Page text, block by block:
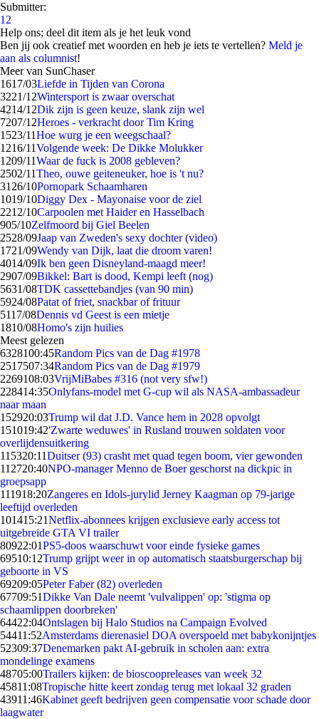
Submitter:
12
Help ons; deel dit item als je het leuk vond
Ben jij ook creatief met woorden en heb je iets te vertellen? Meld je
aan als columnist!
Meer van SunChaser
1617/03Liefde in Tijden van Corona
3221/12Wintersport is zwaar overschat
4214/12Dik zijn is geen keuze, slank zijn wel
7207/12Heroes - verkracht door Tim Kring
1523/11Hoe wurg je een weegschaal?
1216/11Volgende week: De Dikke Molukker
1209/11Waar de fuck is 2008 gebleven?
2502/11Theo, ouwe geiteneuker, hoe is 't nu?
31 26/10Pornopark Schaamharen
1019/10Diggy Dex - Mayonaise voor de ziel
2212/10Carpoolen met Haider en Hasselbach
905/10Zelfmoord bij Giel Beelen
2528/09Jaap van Zweden's sexy dochter (video)
1721/09Wendy van Dijk, laat die droom varen!
4014/09Ik ben geen Disneyland-maagd meer!
2907/09Bikkel: Bart is dood, Kempi leeft (nog)
5631/08TDK cassettebandjes (van 90 min)
5924/08Patat of friet, snackbar of frituur
5117/08Dennis vd Geest is een mietje
1810/08Homo's zijn huilies
Meest gelezen
6328100:45Random Pics van de Dag #1978
2517507:34Random Pics van de Dag #1979
2269108:03VrijMiBabes #316 (not very sfw!)
228414:35Onlyfans-model met G-cup wil als NASA-ambassadeur
naar maan
152920:03Trump wil dat J.D. Vance hem in 2028 opvolgt
151019:42'Zwarte weduwes' in Rusland trouwen soldaten voor
overlijdensuitkering
115320:11Duitser (93) crasht met quad tegen boom, vier gewonden
112720:40NPO-manager Menno de Boer geschorst na dickpic in
groepsapp
111918:20Zangeres en Idols-jurylid Jerney Kaagman op 79-jarige
leeftijd overleden
101415:21Netflix-abonnees krijgen exclusieve early access tot
uitgebreide GTA VI trailer
80922:01PS5-doos waarschuwt voor einde fysieke games
69510:12Trump grijpt weer in op automatisch staatsburgerschap bij
geboorte in VS
69209:05Peter Faber (82) overleden
67709:51Dikke Van Dale neemt 'vulvalippen' op: 'stigma op
schaamlippen doorbreken'
64422:04Ontslagen bij Halo Studios na Campaign Evolved
54411:52Amsterdams dierenasiel DOA overspoeld met babykonijntjes
52309:37Denemarken pakt AI-gebruik in scholen aan: extra
mondelinge examens
48705:00Trailers kijken: de bioscoopreleases van week 32
45811:08Tropische hitte keert zondag terug met lokaal 32 graden
43911:46Kabinet geeft bedrijven geen compensatie voor schade door
laagwater